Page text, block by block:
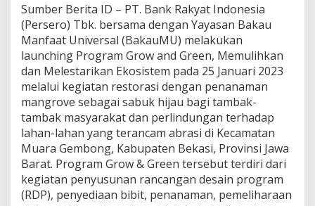
m
G
r
o
w
a
n
d
G
r
e
e
n
Sumber Berita ID – PT. Bank Rakyat Indonesia
(Persero) Tbk. bersama dengan Yayasan Bakau
Manfaat Universal (BakauMU) melakukan
launching Program Grow and Green, Memulihkan
dan Melestarikan Ekosistem pada 25 Januari 2023
melalui kegiatan restorasi dengan penanaman
mangrove sebagai sabuk hijau bagi tambak-
tambak masyarakat dan perlindungan terhadap
lahan-lahan yang terancam abrasi di Kecamatan
Muara Gembong, Kabupaten Bekasi, Provinsi Jawa
Barat. Program Grow & Green tersebut terdiri dari
kegiatan penyusunan rancangan desain program
(RDP), penyediaan bibit, penanaman, pemeliharaan